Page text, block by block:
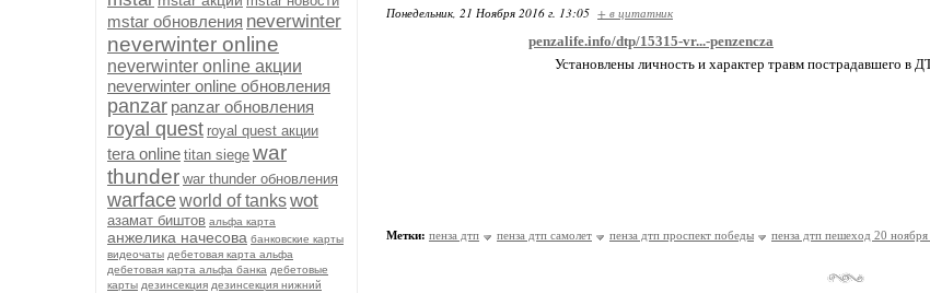
mstar обновления neverwinter
neverwinter online
neverwinter online акции
neverwinter online обновления
panzar panzar обновления
royal quest royal quest акции
tera online titan siege war
thunder war thunder обновления
warfaceworld of tankswot
азамат биштов альфа карта
анжелика начесова банковские карты
видеочаты дебетовая карта альфа
дебетовая карта альфа банка дебетовые
карты дезинсекция дезинсекция нижний
Понедельник, 21 Ноября 2016 г. 13:05 + в цитатник
penzalife.info/dtp/15315-vr...-penzencza
Установлены личность и характер травм пострадавшего в
Метки: пенза дтп пенза дтп самолет пенза дтп проспект победы пенза дтп пешеход 20